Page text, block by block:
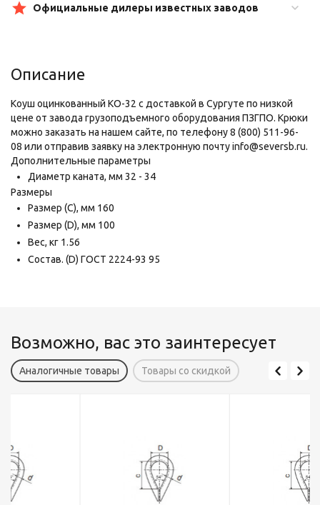
Официальные дилеры известных заводов
Описание
Коуш оцинкованный КО-32 с доставкой в Сургуте по низкой
цене от завода грузоподъемного оборудования ПЗГПО. Крюки
можно заказать на нашем сайте, по телефону 8 (800) 511-96-
08 или отправив заявку на электронную почту info@seversb.ru.
Дополнительные параметры
Диаметр каната,мм 32 - 34
Размеры
Размер (C),мм 160
Размер (D),мм 100
Вес,кг 1.56
Состав. (D) ГОСТ 2224-93 95
Возможно, вас это заинтересует
Аналогичные товары Товары со скидкой